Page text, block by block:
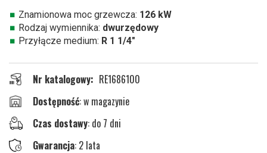
Znamionowa moc grzewcza: 126 kW
Rodzaj wymiennika: dwurzędowy
Przyłącze medium: R 1 1/4"
Nr katalogowy
RE1686100
w magazynie
Czas dostawy: do 7 dni
Gwarancja: 2 lata